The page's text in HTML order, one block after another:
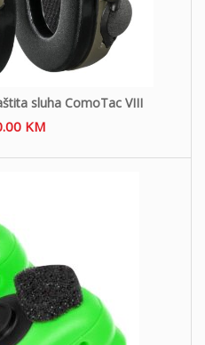
sluha ComoTac VIII
KM